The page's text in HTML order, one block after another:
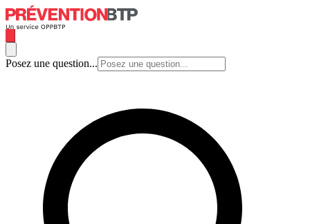
Posez une question...